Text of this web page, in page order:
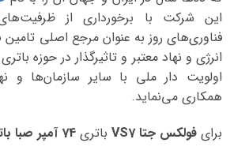
این شرکت با برخورداری از
فناوری‌های روز به عنوان مرجع اصلی تامین
انرژی و نهاد معتبر و تاثیرگذار در حوزه
اولویت دار ملی با سایر سازمان‌ها و
همکاری می‌نماید.
برای فولکس جتا VS7 باتری